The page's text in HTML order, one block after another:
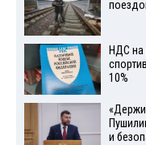
НДС на
10%
и